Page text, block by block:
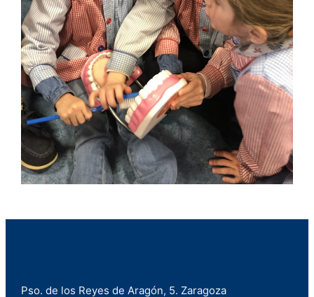
Pso. de los Reyes de Aragón, 5. Zaragoza